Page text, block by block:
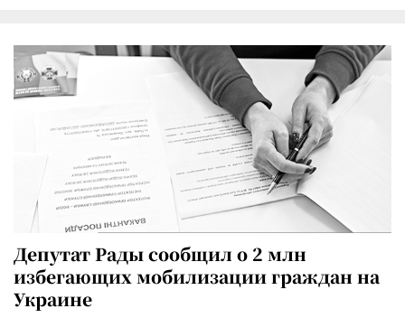
Депутат Рады сообщил о 2 млн
избегающих мобилизации граждан на
Украине